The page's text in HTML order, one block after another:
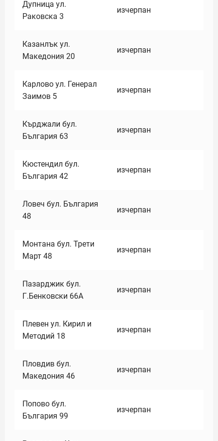
Дупница ул.
Раковска 3
изчерпан
Казанлък ул.
Македония 20
изчерпан
Карлово ул. Генерал
Заимов 5
изчерпан
Кърджали бул.
България 63
изчерпан
Кюстендил бул.
България 42
изчерпан
Ловеч бул. България
48
изчерпан
Монтана бул. Трети
Март 48
изчерпан
Пазарджик бул.
Г.Бенковски 66А
изчерпан
Плевен ул. Кирил и
Методий 18
изчерпан
Пловдив бул.
Македония 46
изчерпан
Попово бул.
България 99
изчерпан